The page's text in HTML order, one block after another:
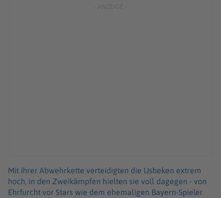
Mit ihrer Abwehrkette verteidigten die Usbeken extrem
hoch, in den Zweikämpfen hielten sie voll dagegen - von
Ehrfurcht vor Stars wie dem ehemaligen Bayern-Spieler